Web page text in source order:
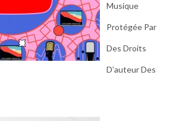
Musique
Protégée Par
Des Droits
D’auteur Des